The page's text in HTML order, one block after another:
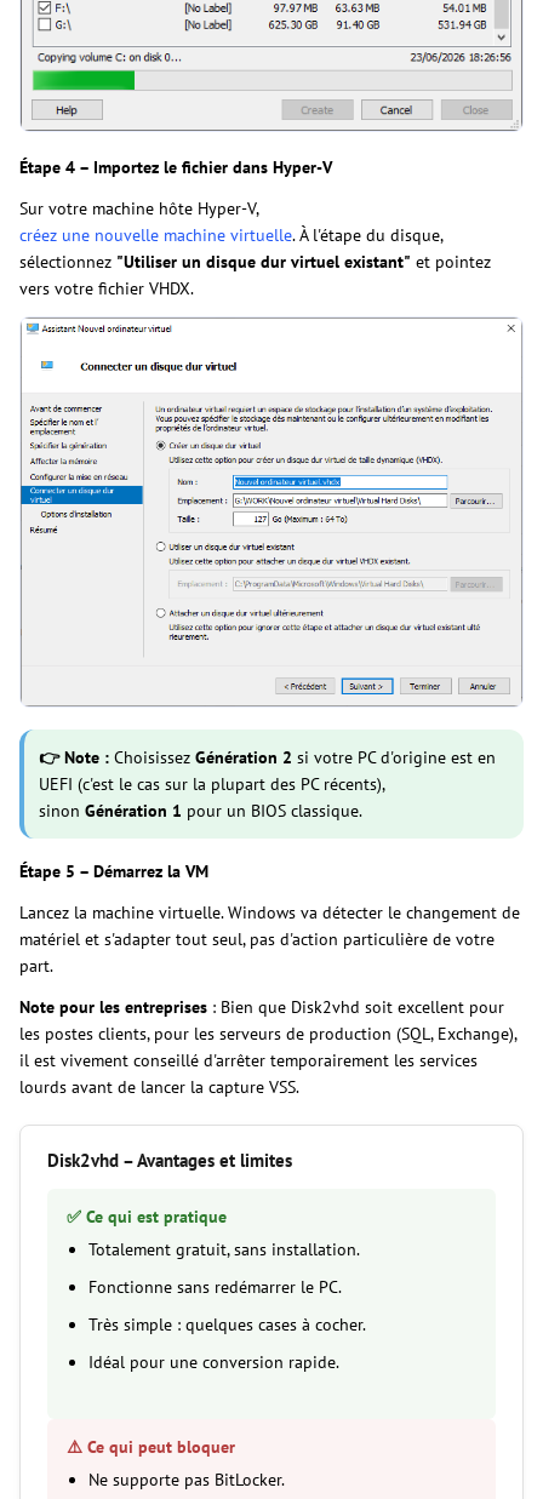
Étape 4 – Importez le fichier dans Hyper-V
Sur votre machine hôte Hyper-V,
créez une nouvelle machine virtuelle. À l'étape du disque,
sélectionnez "Utiliser un disque dur virtuel existant" et pointez
vers votre fichier VHDX.
👉 Note : Choisissez Génération 2 si votre PC d'origine est en
UEFI (c'est le cas sur la plupart des PC récents),
sinon Génération 1 pour un BIOS classique.
Étape 5 – Démarrez la VM
Lancez la machine virtuelle. Windows va détecter le changement de
matériel et s'adapter tout seul, pas d'action particulière de votre
part.
Note pour les entreprises : Bien que Disk2vhd soit excellent pour
les postes clients, pour les serveurs de production (SQL, Exchange),
il est vivement conseillé d'arrêter temporairement les services
lourds avant de lancer la capture VSS.
Disk2vhd – Avantages et limites
✅ Ce qui est pratique
Totalement gratuit, sans installation.
Fonctionne sans redémarrer le PC.
Très simple : quelques cases à cocher.
Idéal pour une conversion rapide.
⚠️ Ce qui peut bloquer
Ne supporte pas BitLocker.